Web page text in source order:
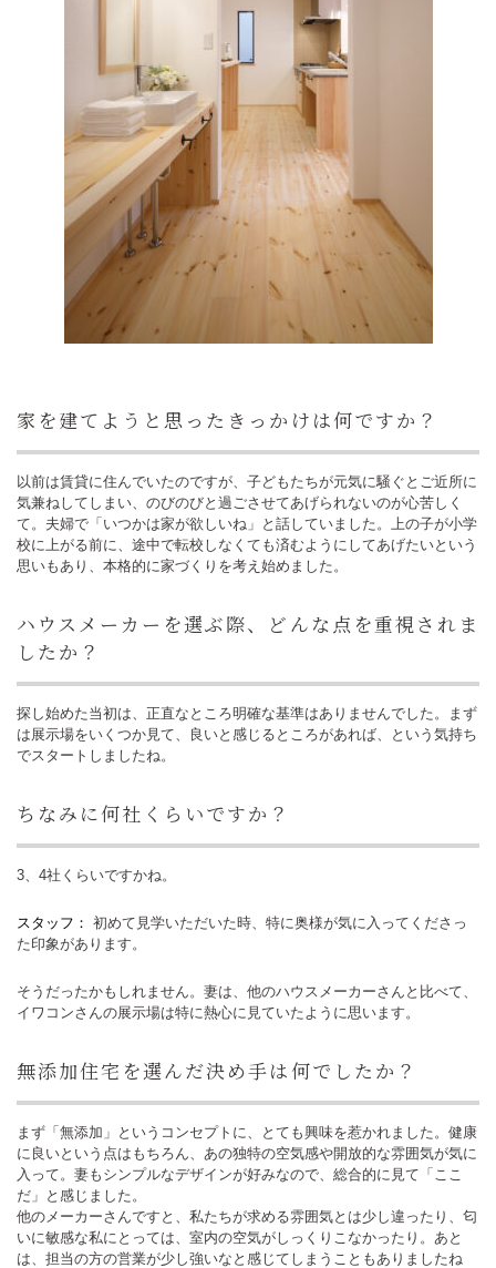
家を建てようと思ったきっかけは何ですか？
以前は賃貸に住んでいたのですが、子どもたちが元気に騒ぐとご近所に
気兼ねしてしまい、のびのびと過ごさせてあげられないのが心苦しく
て。夫婦で「いつかは家が欲しいね」と話していました。上の子が小学
校に上がる前に、途中で転校しなくても済むようにしてあげたいという
思いもあり、本格的に家づくりを考え始めました。
ハウスメーカーを選ぶ際、どんな点を重視されま
したか？
探し始めた当初は、正直なところ明確な基準はありませんでした。まず
は展示場をいくつか見て、良いと感じるところがあれば、という気持ち
でスタートしましたね。
ちなみに何社くらいですか？
3、4社くらいですかね。
スタッフ： 初めて見学いただいた時、特に奥様が気に入ってくださっ
た印象があります。
そうだったかもしれません。妻は、他のハウスメーカーさんと比べて、
イワコンさんの展示場は特に熱心に見ていたように思います。
無添加住宅を選んだ決め手は何でしたか？
まず「無添加」というコンセプトに、とても興味を惹かれました。健康
に良いという点はもちろん、あの独特の空気感や開放的な雰囲気が気に
入って。妻もシンプルなデザインが好みなので、総合的に見て「ここ
だ」と感じました。
他のメーカーさんですと、私たちが求める雰囲気とは少し違ったり、匂
いに敏感な私にとっては、室内の空気がしっくりこなかったり。あと
は、担当の方の営業が少し強いなと感じてしまうこともありましたね